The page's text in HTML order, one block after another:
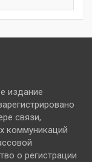
издание
связи,
коммуникаций
о регистрации